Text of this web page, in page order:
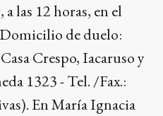
las 12 horas, en el
de duelo:
Crespo, Iacaruso y
1323 - Tel. /Fax.:
En María Ignacia